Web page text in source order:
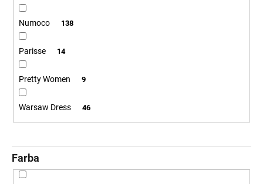
Numoco 138
Parisse 14
Pretty Women 9
Warsaw Dress 46
Farba